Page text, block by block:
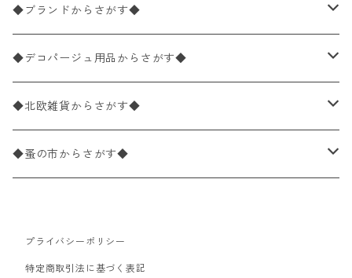
ペーパーナプキン20枚入りパック
ペーパーナプキン10枚入りパック
ライスペーパー
ペーパーリネンナプキン
ワックスペーパー
バラ売り
パック売り
25×25cm（カクテルサイズ）
バラ売り
パック売り
40×40cm（ディナーサイズ）
バラ売り
パック売り
21×21cm（ポケットサイズ）
バラ売り
33cm（ラウンド）
花柄
植物・グリーン柄
動物・鳥・昆虫・蝶柄
海・魚柄
食べ物・フルーツ・野菜・ドリンク柄
◆ブランドからさがす◆
ドイツ製 IHR/イア
ランチサイズ
カクテルサイズ
ドイツ製 Ambiente/アンビエンテ
ランチサイズ
ドイツ製 Paperproducts Design
カクテルサイズ
ランチサイズ
ドイツ製 ti-flair/ティーフレア
◆デコパージュ用品からさがす◆
デコパージュ液
デコパージュ下地
デコパージュはさみ
◆北欧雑貨からさがす◆
シリコンモールド
トレイ
◆蚤の市からさがす◆
北欧雑貨
プライバシーポリシー
特定商取引法に基づく表記